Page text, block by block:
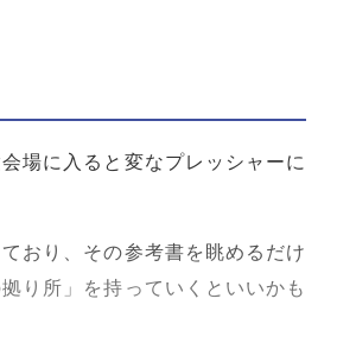
場に入ると変なプレッシャーに
おり、その参考書を眺めるだけ
り所」を持っていくといいかも